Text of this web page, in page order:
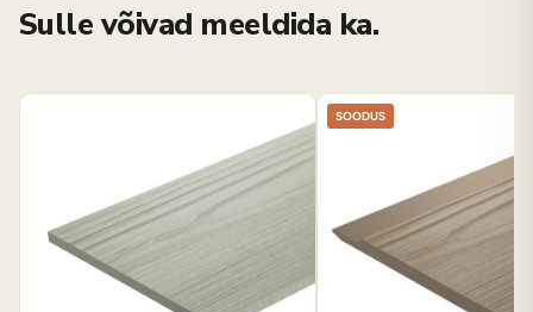
Sulle võivad meeldida ka.
SOODUS